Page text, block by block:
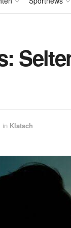
in Klatsch